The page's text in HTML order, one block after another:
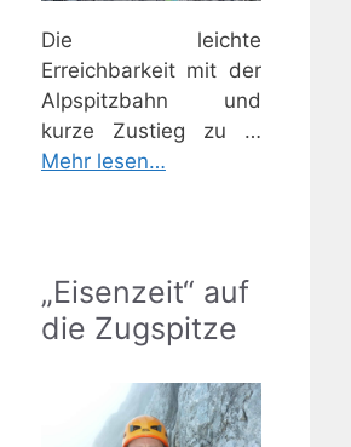
Die leichte
Erreichbarkeit mit der
Alpspitzbahn und
kurze Zustieg zu …
Mehr lesen…
„Eisenzeit“ auf
die Zugspitze